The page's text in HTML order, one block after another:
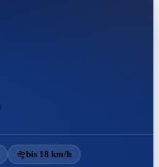
bis 18 km/h